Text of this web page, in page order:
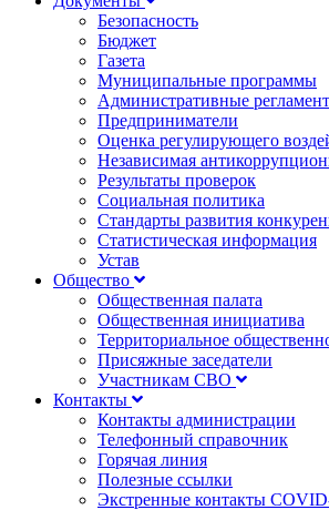
Безопасность
Бюджет
Газета
Муниципальные программы
Административные
Предприниматели
Оценка регулирующего
Независимая
Результаты проверок
Социальная политика
Стандарты развития
Статистическая информация
Устав
Общество
Общественная палата
Общественная инициатива
Территориальное
Присяжные заседатели
Участникам СВО
Контакты
Контакты администрации
Телефонный справочник
Горячая линия
Полезные ссылки
Экстренные контакты